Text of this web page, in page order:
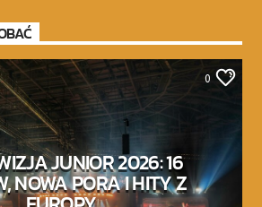
0
JUNIOR 2026: 16
NOWA PORA I HITY Z